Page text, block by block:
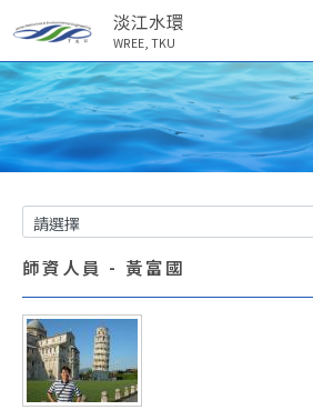
淡江水環
WREE, TKU
師資人員 - 黃富國